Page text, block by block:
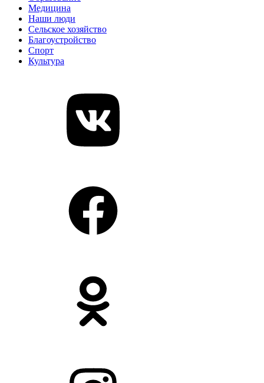
Медицина
Наши люди
Сельское хозяйство
Благоустройство
Спорт
Культура